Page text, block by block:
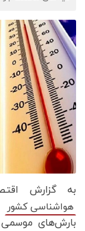
به گزارش
هواشناسی کشور
بارش‌های